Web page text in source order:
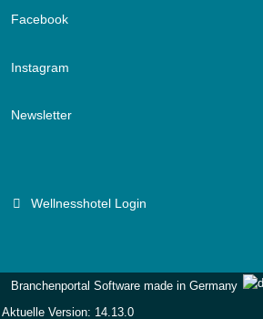
Facebook
Instagram
Newsletter
Wellnesshotel Login
Branchenportal Software made in Germany
Aktuelle Version: 14.13.0